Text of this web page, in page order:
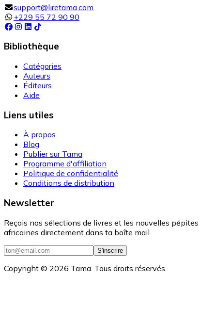
support@liretama.com
+229 55 72 90 90
Bibliothèque
Catégories
Auteurs
Éditeurs
Aide
Liens utiles
À propos
Blog
Publier sur Tama
Programme d'affiliation
Politique de confidentialité
Conditions de distribution
Newsletter
Reçois nos sélections de livres et les nouvelles pépites
africaines directement dans ta boîte mail.
S'inscrire
Copyright © 2026 Tama. Tous droits réservés.